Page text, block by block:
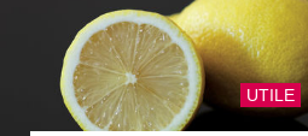
UTILE